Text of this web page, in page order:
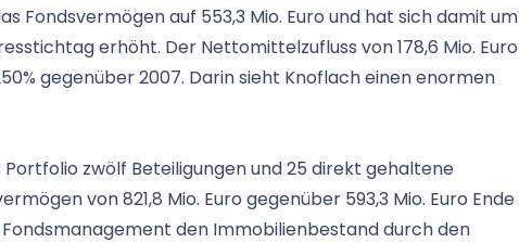
Fondsvermögen auf 553,3 Mio. Euro und hat sich damit um
erhöht. Der Nettomittelzufluss von 178,6 Mio. Euro
gegenüber 2007. Darin sieht Knoflach einen enormen
zwölf Beteiligungen und 25 direkt gehaltene
von 821,8 Mio. Euro gegenüber 593,3 Mio. Euro Ende
den Immobilienbestand durch den